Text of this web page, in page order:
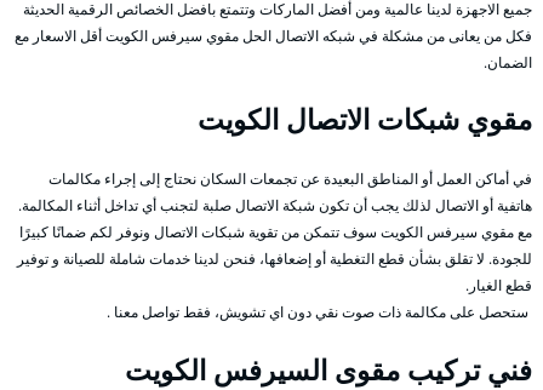
جميع الاجهزة لدينا عالمية ومن أفضل الماركات وتتمتع بافضل الخصائص الرقمية الحديثة
فكل من يعانى من مشكلة في شبكه الاتصال الحل مقوي سيرفس الكويت أقل الاسعار مع
الضمان.
مقوي شبكات الاتصال الكويت
في أماكن العمل أو المناطق البعيدة عن تجمعات السكان نحتاج إلى إجراء مكالمات
هاتفية أو الاتصال لذلك يجب أن تكون شبكة الاتصال صلبة لتجنب أي تداخل أثناء المكالمة.
مع مقوي سيرفس الكويت سوف تتمكن من تقوية شبكات الاتصال ونوفر لكم ضمانًا كبيرًا
للجودة. لا تقلق بشأن قطع التغطية أو إضعافها، فنحن لدينا خدمات شاملة للصيانة و توفير
قطع الغيار.
ستحصل على مكالمة ذات صوت نقي دون اي تشويش، فقط تواصل معنا .
فني تركيب مقوى السيرفس الكويت